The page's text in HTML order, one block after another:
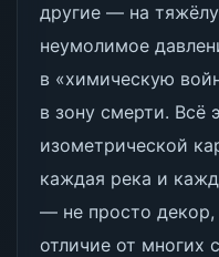
другие — на
неумолимое
в «химическую
в зону смерти. Всё
изометрической
каждая река и
— не просто декор,
отличие от многих